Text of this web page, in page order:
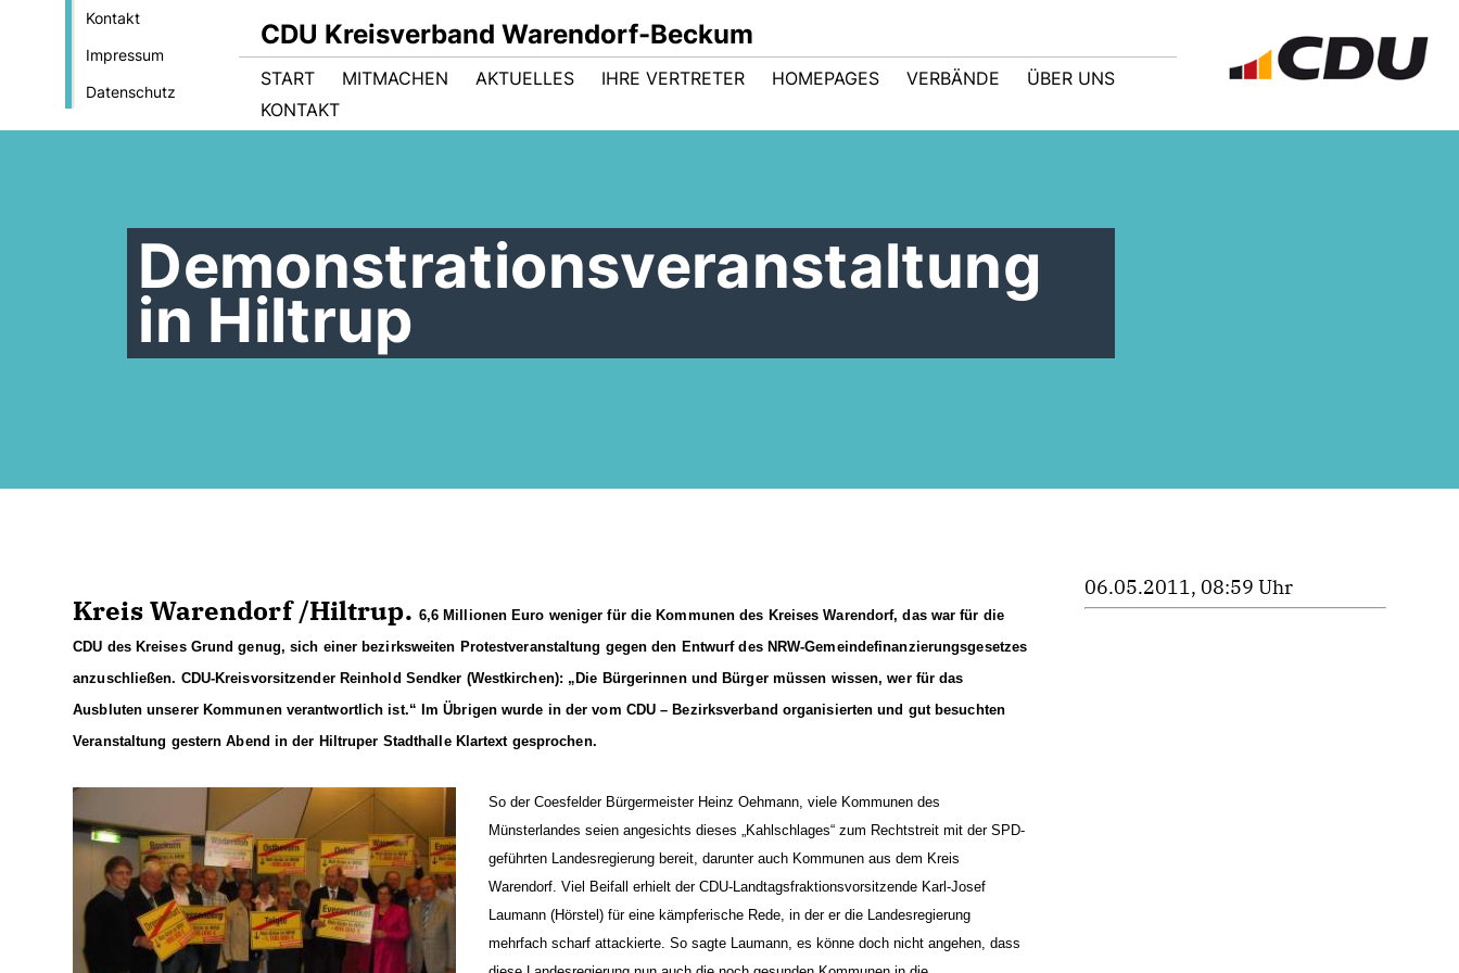
Kontakt
Impressum
Datenschutz
CDU Kreisverband Warendorf-Beckum
START MITMACHEN AKTUELLES IHRE VERTRETER HOMEPAGES VERBÄNDE
ÜBER UNS
KONTAKT
Demonstrationsveranstaltung
in Hiltrup
Kreis Warendorf /Hiltrup. 6,6 Millionen Euro weniger für die Kommunen des Kreises Warendorf, das war für die
CDU des Kreises Grund genug, sich einer bezirksweiten Protestveranstaltung gegen den Entwurf des NRW-Gemeindefinanzierungsgesetzes
anzuschließen. CDU-Kreisvorsitzender Reinhold Sendker (Westkirchen): „Die Bürgerinnen und Bürger müssen wissen, wer für das
Ausbluten unserer Kommunen verantwortlich ist.“ Im Übrigen wurde in der vom CDU – Bezirksverband organisierten und gut besuchten
Veranstaltung gestern Abend in der Hiltruper Stadthalle Klartext gesprochen.
So der Coesfelder Bürgermeister Heinz Oehmann, viele Kommunen des
Münsterlandes seien angesichts dieses „Kahlschlages“ zum Rechtstreit mit der SPD-
geführten Landesregierung bereit, darunter auch Kommunen aus dem Kreis
Warendorf. Viel Beifall erhielt der CDU-Landtagsfraktionsvorsitzende Karl-Josef
Laumann (Hörstel) für eine kämpferische Rede, in der er die Landesregierung
mehrfach scharf attackierte. So sagte Laumann, es könne doch nicht angehen, dass
06.05.2011, 08:59 Uhr